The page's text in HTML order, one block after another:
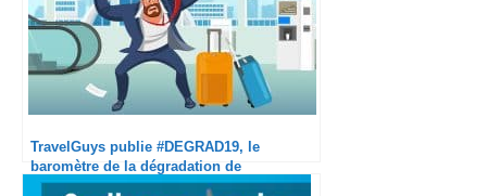
TravelGuys publie #DEGRAD19, le
baromètre de la dégradation de
l’expérience en avion